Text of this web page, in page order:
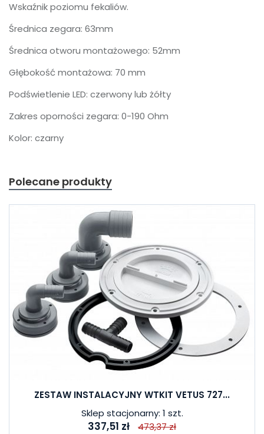
Wskaźnik poziomu fekaliów.
Średnica zegara: 63mm
Średnica otworu montażowego: 52mm
Głębokość montażowa: 70 mm
Podświetlenie LED: czerwony lub żółty
Zakres oporności zegara: 0-190 Ohm
Kolor: czarny
Polecane produkty
ZESTAW INSTALACYJNY WTKIT VETUS 727...
Sklep stacjonarny: 1 szt.
337,51 zł 473,37 zł